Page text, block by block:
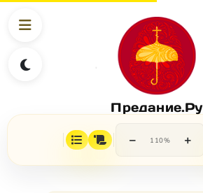
Предание.Ру
− 110% +